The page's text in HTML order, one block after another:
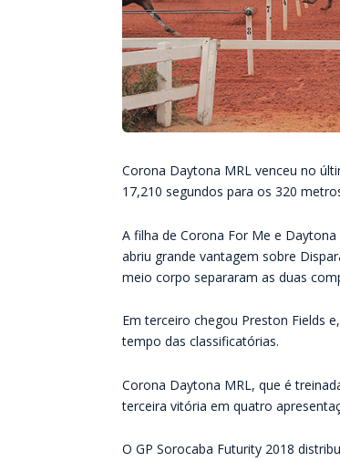
Corona Daytona MRL venceu no
17,210 segundos para os 320
A filha de Corona For Me e
abriu grande vantagem sobre
meio corpo separaram as duas
Em terceiro chegou Preston Fields
tempo das classificatórias.
Corona Daytona MRL, que é
terceira vitória em quatro
O GP Sorocaba Futurity 2018